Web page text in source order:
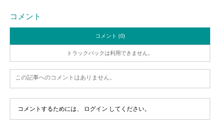
コメント
コメント (0)
トラックバックは利用できません。
この記事へのコメントはありません。
コメントするためには、 ログイン してください。